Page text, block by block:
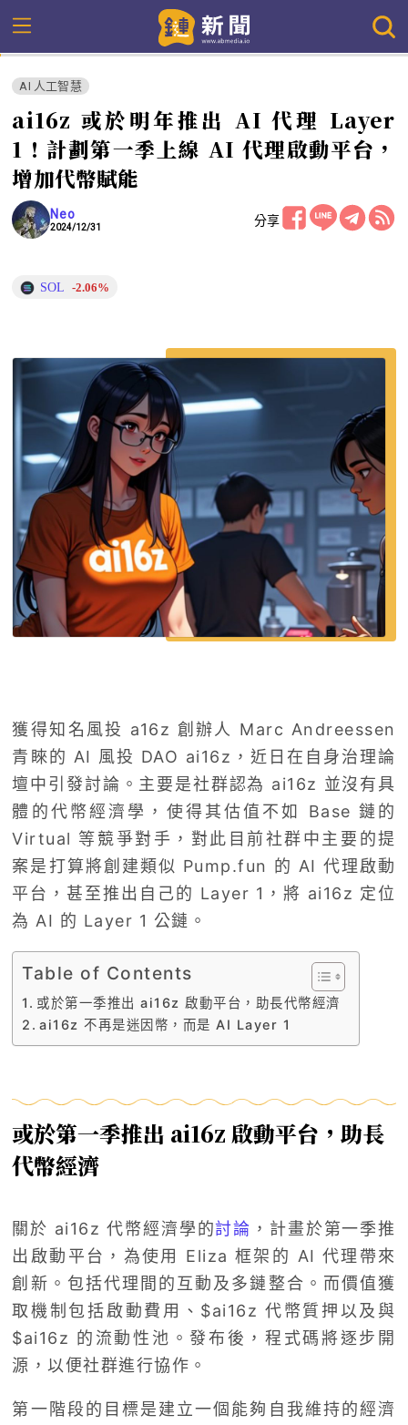
AI 人工智慧
ai16z 或於明年推出 AI 代理 Layer
1！計劃第一季上線 AI 代理啟動平台，
增加代幣賦能
Neo
2024/12/31 分享
SOL -2.06%
獲得知名風投 a16z 創辦人 Marc Andreessen
青睞的 AI 風投 DAO ai16z，近日在自身治理論
壇中引發討論。主要是社群認為 ai16z 並沒有具
體的代幣經濟學，使得其估值不如 Base 鏈的
Virtual 等競爭對手，對此目前社群中主要的提
案是打算將創建類似 Pump.fun 的 AI 代理啟動
平台，甚至推出自己的 Layer 1，將 ai16z 定位
為 AI 的 Layer 1 公鏈。
Table of Contents
或於第一季推出 ai16z 啟動平台，助長代幣經濟
ai16z 不再是迷因幣，而是 AI Layer 1
或於第一季推出 ai16z 啟動平台，助長
代幣經濟
關於 ai16z 代幣經濟學的討論 ，計畫於第一季推
出啟動平台，為使用 Eliza 框架的 AI 代理帶來
創新。包括代理間的互動及多鏈整合。而價值獲
取機制包括啟動費用、$ai16z 代幣質押以及與
$ai16z 的流動性池。發布後，程式碼將逐步開
源，以便社群進行協作。
第一階段的目標是建立一個能夠自我維持的經濟